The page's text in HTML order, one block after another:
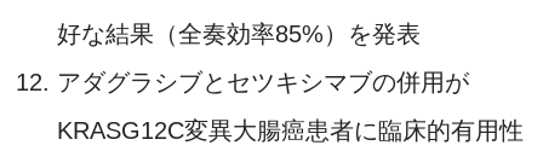
好な結果（全奏効率85%）を発表
アダグラシブとセツキシマブの併用が
KRASG12C変異大腸癌患者に臨床的有用性